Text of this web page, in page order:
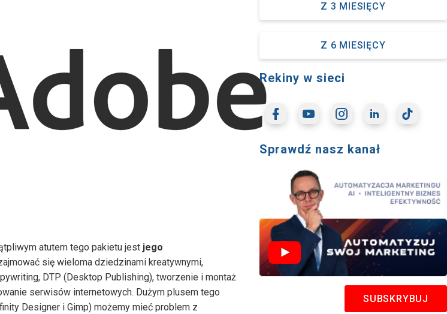
atutem tego pakietu jest jego
się wieloma dziedzinami kreatywnymi,
DTP (Desktop Publishing), tworzenie i montaż
serwisów internetowych. Dużym plusem tego
Designer i Gimp) możemy mieć problem z
Z 3 MIESIĘCY
Z 6 MIESIĘCY
Rekiny w sieci
Sprawdź nasz kanał
SUBSKRYBUJ